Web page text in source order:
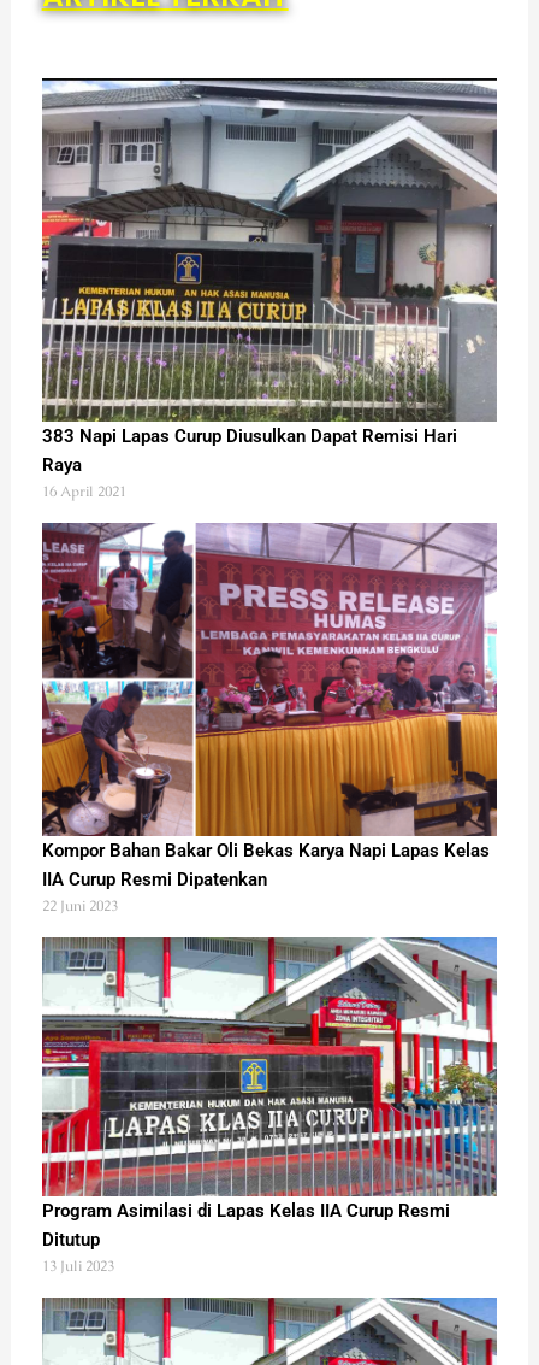
383 Napi Lapas Curup Diusulkan Dapat Remisi Hari
Raya
16 April 2021
Kompor Bahan Bakar Oli Bekas Karya Napi Lapas Kelas
IIA Curup Resmi Dipatenkan
22 Juni 2023
Program Asimilasi di Lapas Kelas IIA Curup Resmi
Ditutup
13 Juli 2023